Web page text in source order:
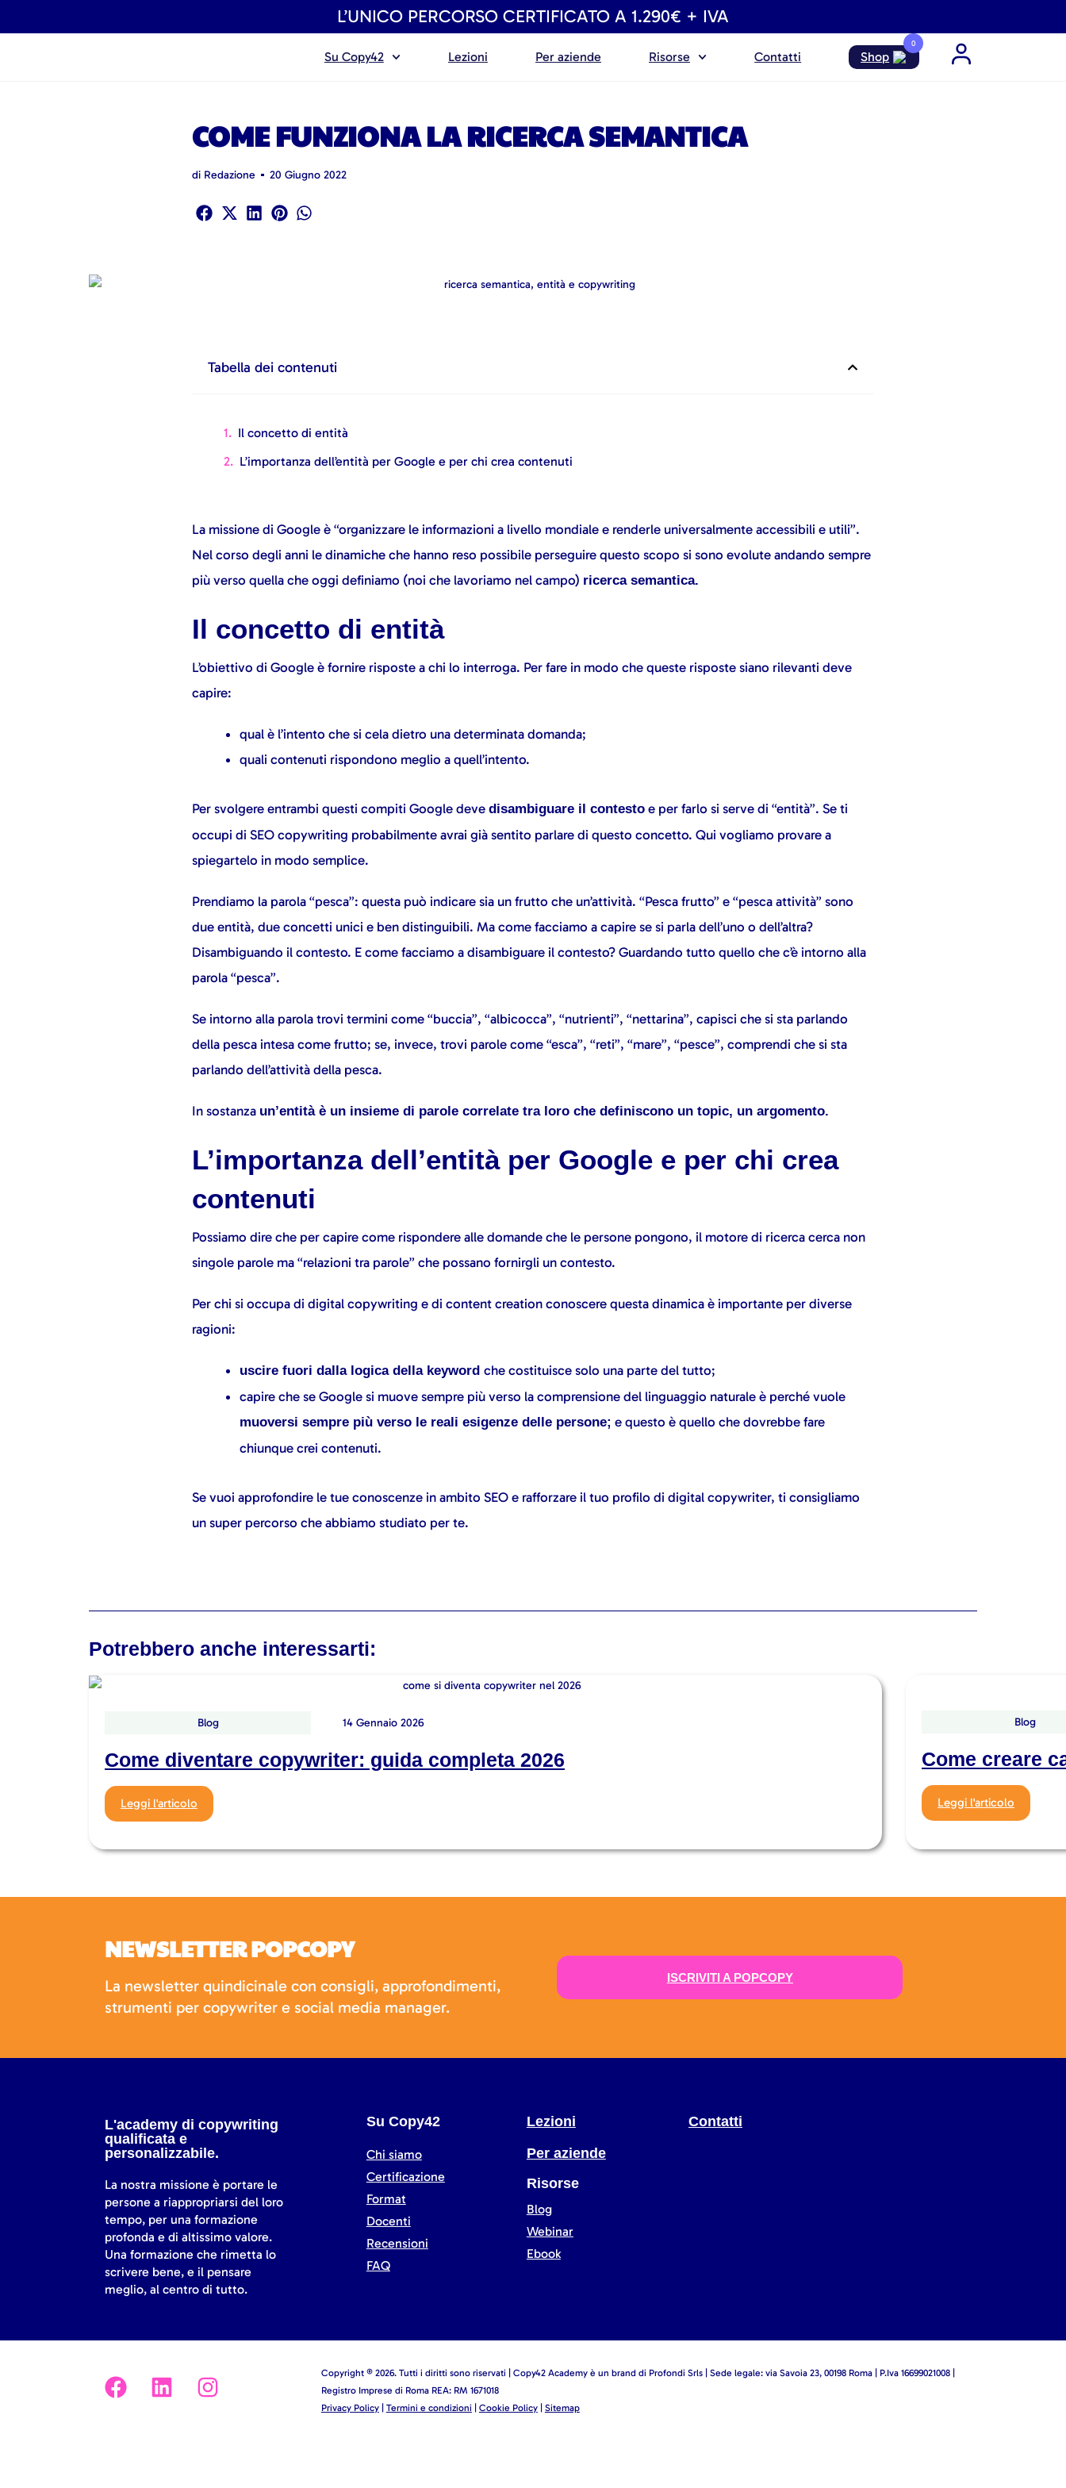
L’UNICO PERCORSO CERTIFICATO A 1.290€ + IVA
0
Su Copy42 Lezioni Per aziende Risorse Contatti Shop
COME FUNZIONA LA RICERCA SEMANTICA
di Redazione 20 Giugno 2022
Tabella dei contenuti
Il concetto di entità
L’importanza dell’entità per Google e per chi crea contenuti
La missione di Google è “organizzare le informazioni a livello mondiale e renderle universalmente accessibili e utili”.
Nel corso degli anni le dinamiche che hanno reso possibile perseguire questo scopo si sono evolute andando sempre
più verso quella che oggi definiamo (noi che lavoriamo nel campo) ricerca semantica.
Il concetto di entità
L’obiettivo di Google è fornire risposte a chi lo interroga. Per fare in modo che queste risposte siano rilevanti deve
capire:
qual è l’intento che si cela dietro una determinata domanda;
quali contenuti rispondono meglio a quell’intento.
Per svolgere entrambi questi compiti Google deve disambiguare il contesto e per farlo si serve di “entità”. Se ti
occupi di SEO copywriting probabilmente avrai già sentito parlare di questo concetto. Qui vogliamo provare a
spiegartelo in modo semplice.
Prendiamo la parola “pesca”: questa può indicare sia un frutto che un’attività. “Pesca frutto” e “pesca attività” sono
due entità, due concetti unici e ben distinguibili. Ma come facciamo a capire se si parla dell’uno o dell’altra?
Disambiguando il contesto. E come facciamo a disambiguare il contesto? Guardando tutto quello che c’è intorno alla
parola “pesca”.
Se intorno alla parola trovi termini come “buccia”, “albicocca”, “nutrienti”, “nettarina”, capisci che si sta parlando
della pesca intesa come frutto; se, invece, trovi parole come “esca”, “reti”, “mare”, “pesce”, comprendi che si sta
parlando dell’attività della pesca.
In sostanza un’entità è un insieme di parole correlate tra loro che definiscono un topic, un argomento.
L’importanza dell’entità per Google e per chi crea
contenuti
Possiamo dire che per capire come rispondere alle domande che le persone pongono, il motore di ricerca cerca non
singole parole ma “relazioni tra parole” che possano fornirgli un contesto.
Per chi si occupa di digital copywriting e di content creation conoscere questa dinamica è importante per diverse
ragioni:
uscire fuori dalla logica della keyword che costituisce solo una parte del tutto;
capire che se Google si muove sempre più verso la comprensione del linguaggio naturale è perché vuole
muoversi sempre più verso le reali esigenze delle persone; e questo è quello che dovrebbe fare
chiunque crei contenuti.
Se vuoi approfondire le tue conoscenze in ambito SEO e rafforzare il tuo profilo di digital copywriter, ti consigliamo
un super percorso che abbiamo studiato per te.
Potrebbero anche interessarti:
Blog 14 Gennaio 2026
Come diventare copywriter: guida completa 2026
Leggi l'articolo
Blog
Come creare
Leggi l'articolo
NEWSLETTER POPCOPY
La newsletter quindicinale con consigli, approfondimenti,
strumenti per copywriter e social media manager.
ISCRIVITI A POPCOPY
L'academy di copywriting
qualificata e
personalizzabile.
La nostra missione è portare le
persone a riappropriarsi del loro
tempo, per una formazione
profonda e di altissimo valore.
Una formazione che rimetta lo
scrivere bene, e il pensare
meglio, al centro di tutto.
Su Copy42
Chi siamo
Certificazione
Format
Docenti
Recensioni
FAQ
Lezioni
Per aziende
Risorse
Blog
Webinar
Ebook
Contatti
Copyright ® 2026. Tutti i diritti sono riservati | Copy42 Academy è un brand di Profondi Srls | Sede legale: via Savoia 23, 00198 Roma | P.Iva 16699021008 |
Registro Imprese di Roma REA: RM 1671018
Privacy Policy| Termini e condizioni | Cookie Policy| Sitemap